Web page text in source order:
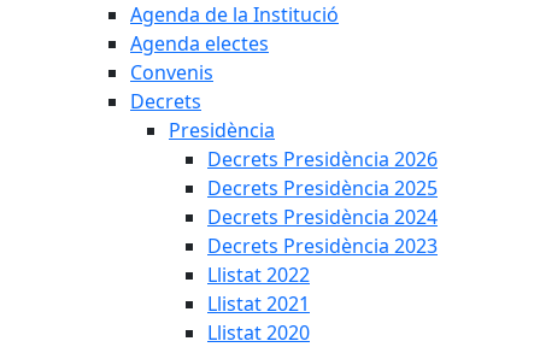
Agenda de la Institució
Agenda electes
Convenis
Decrets
Presidència
Decrets Presidència 2026
Decrets Presidència 2025
Decrets Presidència 2024
Decrets Presidència 2023
Llistat 2022
Llistat 2021
Llistat 2020